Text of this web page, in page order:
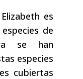
es
de
se han
especies
cubiertas